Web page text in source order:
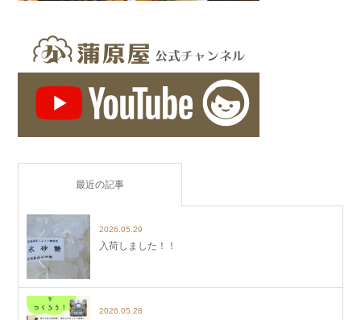
最近の記事
2026.05.29
入荷しました！！
2026.05.28